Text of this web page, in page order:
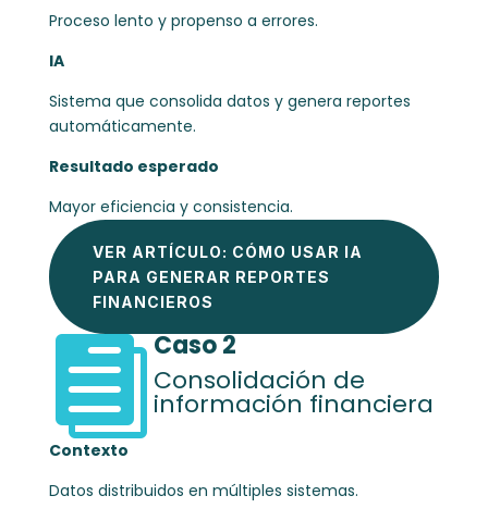
Proceso lento y propenso a errores.
IA
Sistema que consolida datos y genera reportes
automáticamente.
Resultado esperado
Mayor eficiencia y consistencia.
VER ARTÍCULO: CÓMO USAR IA
PARA GENERAR REPORTES
FINANCIEROS
Caso 2
Consolidación de
información financiera
Contexto
Datos distribuidos en múltiples sistemas.